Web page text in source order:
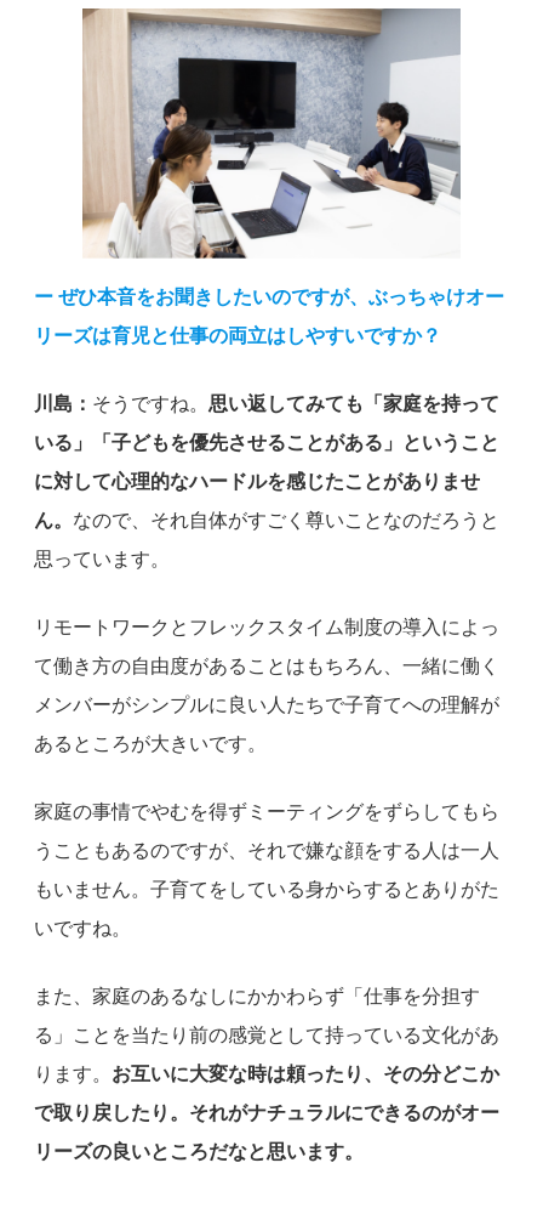
ー ぜひ本音をお聞きしたいのですが、ぶっちゃけオー
リーズは育児と仕事の両立はしやすいですか？
川島： そうですね。 思い返してみても「家庭を持って
いる」「子どもを優先させることがある」ということ
に対して心理的なハードルを感じたことがありませ
ん。 なので、それ自体がすごく尊いことなのだろうと
思っています。
リモートワークとフレックスタイム制度の導入によっ
て働き方の自由度があることはもちろん、一緒に働く
メンバーがシンプルに良い人たちで子育てへの理解が
あるところが大きいです。
家庭の事情でやむを得ずミーティングをずらしてもら
うこともあるのですが、それで嫌な顔をする人は一人
もいません。子育てをしている身からするとありがた
いですね。
また、家庭のあるなしにかかわらず「仕事を分担す
る」ことを当たり前の感覚として持っている文化があ
ります。 お互いに大変な時は頼ったり、その分どこか
で取り戻したり。それがナチュラルにできるのがオー
リーズの良いところだなと思います。